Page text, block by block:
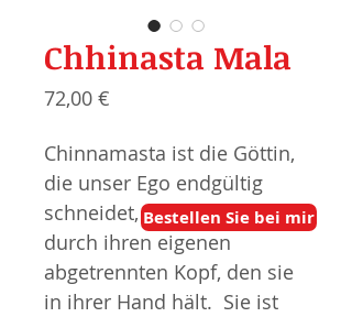
Chhinasta Mala
72,00 €
Chinnamasta ist die Göttin,
die unser Ego endgültig
schneidet, symbolisiert
durch ihren eigenen
abgetrennten Kopf, den sie
in ihrer Hand hält. Sie ist
Bestellen Sie bei mir